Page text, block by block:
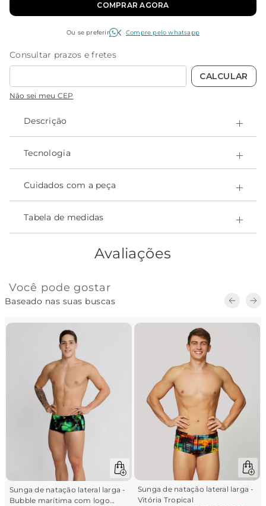
COMPRAR AGORA
Ou se preferir Compre pelo whatsapp
Não sei meu CEP
Descrição
média, é perfeita para quem procura uma sunga com
Tecnologia
- Sem transparência;
- Easy Care - secagem rápida;
-Poliamida 82% • Elastano 18% • forro Poliamida 100%
Cuidados com a peça
Tabela de medidas
Avaliações
Você pode gostar
Baseado nas suas buscas
Sunga de natação lateral larga -
Bubble marítima com logo
Sunga de natação lateral larga -
Vitória Tropical